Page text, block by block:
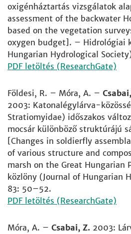
oxigénháztartás vizsgálatok
assessment of the backwater
based on the vegetation
oxygen budget]. – Hidrológiai
Hungarian Hydrological
PDF letöltés (ResearchGate)
Földesi, R. – Móra, A. –
2003: Katonalégylárva-
Stratiomyidae) időszakos
mocsár különböző struktúrájú
[Changes in soldierfly
of various structure and
marsh on the Great Hungarian
közlöny (Journal of Hungarian
83: 50–52.
PDF letöltés (ResearchGate)
Móra, A. – Csabai, Z. 2003: